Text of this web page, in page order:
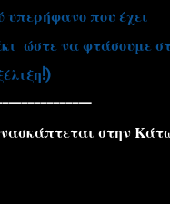
υπερήφανο που έχει
ώστε να φτάσουμε
στην